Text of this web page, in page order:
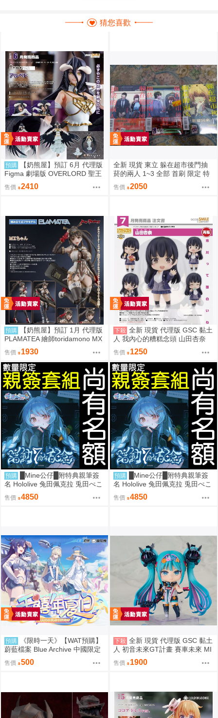
猜您喜歡
預購
【奶熊屋】預訂 6月 代理版
Figma 劇場版 OVERLORD 聖王
國篇 雅兒貝德 0916
售價 2410
全新 現貨 東立 躲在超市後門抽
菸的兩人 1~3 全部 首刷 限定 特
裝 地主 佐佐木 山田 田山 1到3集
售價 2050
預購
【奶熊屋】預訂 1月 代理版
PLAMATEA 繪師toridamono MX
醬 組裝模型 0905
售價 1930
下殺 全新 現貨 代理版 GSC 黏土
人 我內心的糟糕念頭 山田杏奈
售價 1250
預購
█Mine公仔█附特典親筆簽
名 Hololive 兔田佩克拉 兎田ぺこ
ら 活動7周年記念 七週年紀念套
組直筆親簽外套T恤
售價 4850
預購
█Mine公仔█附特典親筆簽
名 Hololive 兔田佩克拉 兎田ぺこ
ら 活動7周年記念 七週年紀念套
組直筆親簽外套T恤
售價 4850
預購
《限時一天》【WAT預購】
蔚藍檔案 Blue Archive 中國限定
官方正版 千年夏日主題快閃店 優
香 乃愛 小雪 莉央 季 研討會 壓克
售價 500
下殺 全新 現貨 代理版 GSC 黏土
人 初音未來GT計畫 賽車未來 MI
KU 2026Ver 賽車
售價 1900